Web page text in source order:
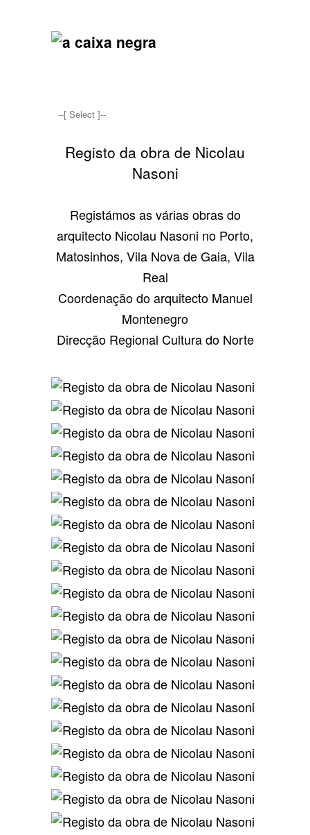
Registo da obra de Nicolau
Nasoni
Registámos as várias obras do
arquitecto Nicolau Nasoni no Porto,
Matosinhos, Vila Nova de Gaia, Vila
Real
Coordenação do arquitecto Manuel
Montenegro
Direcção Regional Cultura do Norte